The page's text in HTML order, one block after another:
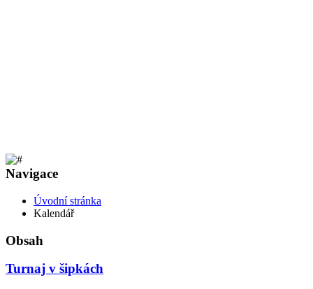
Navigace
Úvodní stránka
Kalendář
Obsah
Turnaj v šipkách